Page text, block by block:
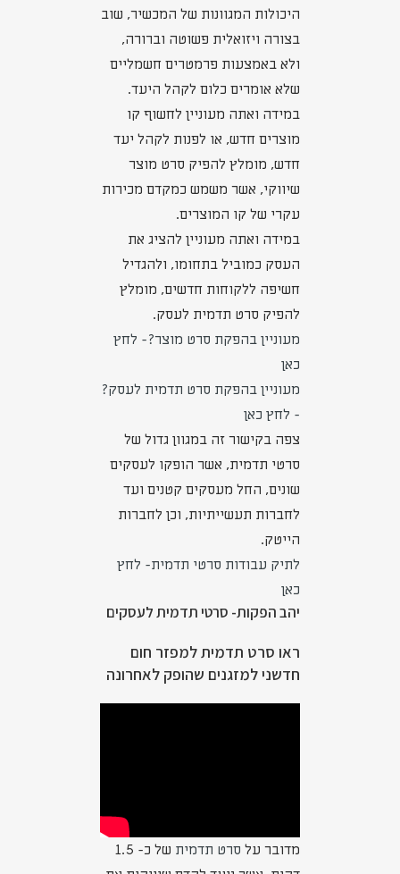
היכולות המגוונות של המכשיר, שוב
בצורה ויזואלית פשוטה וברורה,
ולא באמצעות פרמטרים חשמליים
שלא אומרים כלום לקהל היעד.
במידה ואתה מעוניין לחשוף קו
מוצרים חדש, או לפנות לקהל יעד
חדש, מומלץ להפיק סרט מוצר
שיווקי, אשר משמש כמקדם מכירות
עקרי של קו המוצרים.
במידה ואתה מעוניין להציג את
העסק כמוביל בתחומו, ולהגדיל
חשיפה ללקוחות חדשים, מומלץ
להפיק סרט תדמית לעסק.
מעוניין בהפקת סרט מוצר?- לחץ
כאן
מעוניין בהפקת סרט תדמית לעסק?
- לחץ כאן
צפה בקישור זה במגוון גדול של
סרטי תדמית, אשר הופקו לעסקים
שונים, החל מעסקים קטנים ועד
לחברות תעשייתיות, וכן לחברות
הייטק.
לתיק עבודות סרטי תדמית- לחץ
כאן
יהב הפקות- סרטי תדמית לעסקים
ראו סרט תדמית למפזר חום
חדשני למזגנים שהופק לאחרונה
מדובר על סרט תדמית
של כ- 1.5